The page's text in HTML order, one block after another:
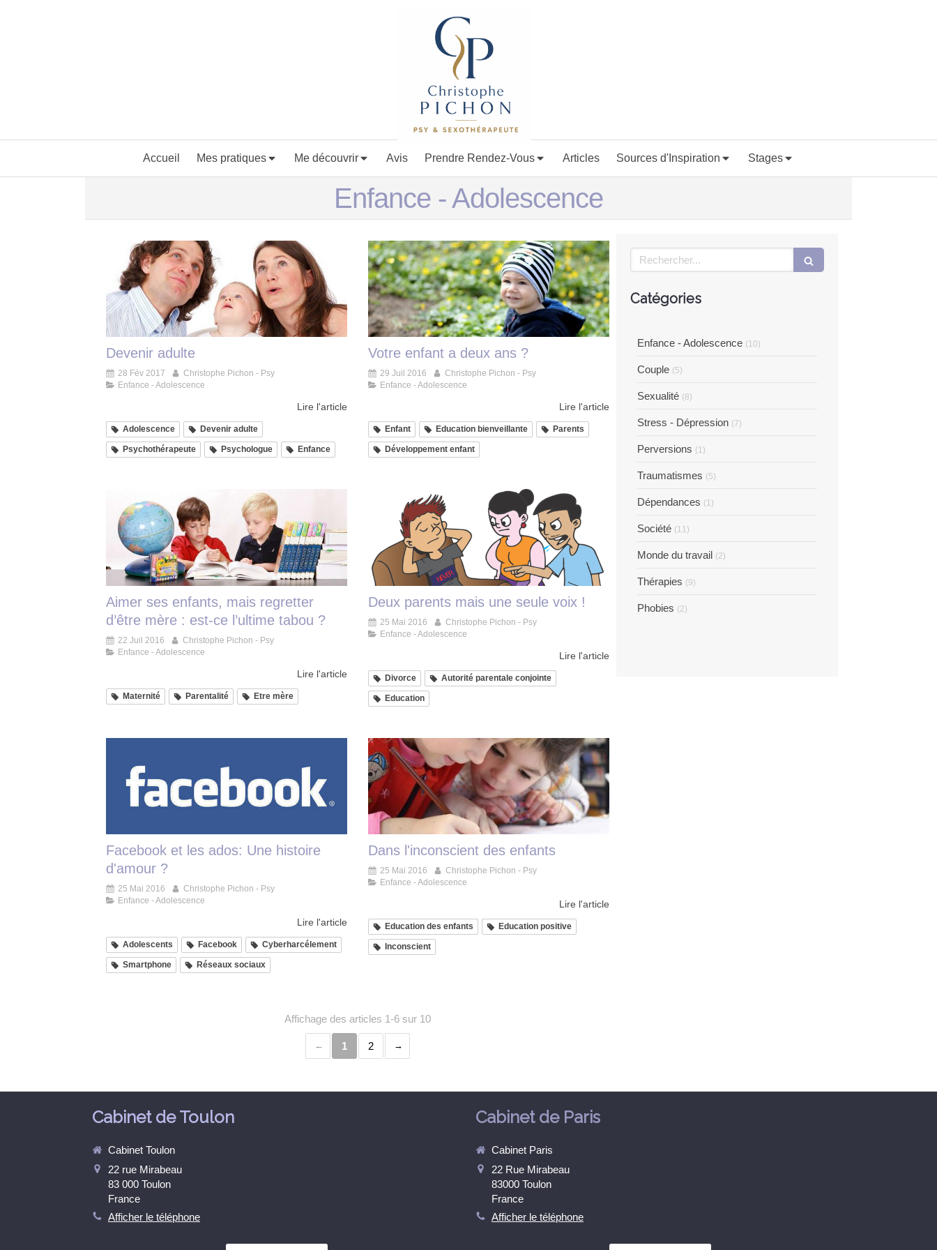
Accueil Mes pratiques Me découvrir Avis Prendre Rendez-Vous Articles Sources d'Inspiration Stages
Enfance - Adolescence
Devenir adulte
28 Fév 2017
Christophe Pichon - Psy
Enfance - Adolescence
Lire l'article
Adolescence Devenir adulte
Psychothérapeute Psychologue Enfance
Votre enfant a deux ans ?
29 Juil 2016
Christophe Pichon - Psy
Enfance - Adolescence
Lire l'article
Enfant Education bienveillante Parents
Développement enfant
Aimer ses enfants, mais regretter
d’être mère : est-ce l’ultime tabou ?
22 Juil 2016
Christophe Pichon - Psy
Enfance - Adolescence
Lire l'article
Maternité Parentalité Etre mère
Deux parents mais une seule voix !
25 Mai 2016
Christophe Pichon - Psy
Enfance - Adolescence
Lire l'article
Divorce Autorité parentale conjointe
Education
Facebook et les ados: Une histoire
d'amour ?
25 Mai 2016
Christophe Pichon - Psy
Enfance - Adolescence
Lire l'article
Adolescents Facebook Cyberharcélement
Smartphone Réseaux sociaux
Dans l'inconscient des enfants
25 Mai 2016
Christophe Pichon - Psy
Enfance - Adolescence
Lire l'article
Education des enfants Education positive
Inconscient
Affichage des articles 1-6 sur 10
1 2
Rechercher
Catégories
Enfance - Adolescence (10)
Couple (5)
Sexualité (8)
Stress - Dépression (7)
Perversions (1)
Traumatismes (5)
Dépendances (1)
Société (11)
Monde du travail (2)
Thérapies (9)
Phobies (2)
Cabinet de Toulon
Cabinet Toulon
22 rue Mirabeau
83 000 Toulon
France
Afficher le téléphone
Cabinet de Paris
Cabinet Paris
22 Rue Mirabeau
83000 Toulon
France
Afficher le téléphone